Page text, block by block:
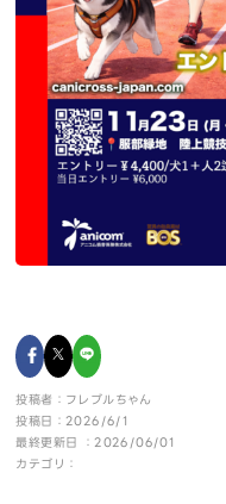
投稿者：フレブルちゃん
投稿日：2026/6/1
最終更新日 ：2026/06/01
カテゴリ：